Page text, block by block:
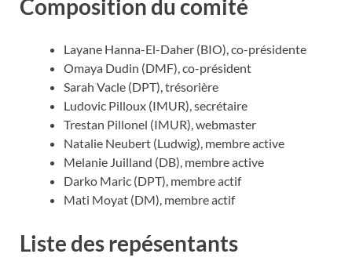
Composition du comité
Layane Hanna-El-Daher (BIO), co-présidente
Omaya Dudin (DMF), co-président
Sarah Vacle (DPT), trésorière
Ludovic Pilloux (IMUR), secrétaire
Trestan Pillonel (IMUR), webmaster
Natalie Neubert (Ludwig), membre active
Melanie Juilland (DB), membre active
Darko Maric (DPT), membre actif
Mati Moyat (DM), membre actif
Liste des repésentants